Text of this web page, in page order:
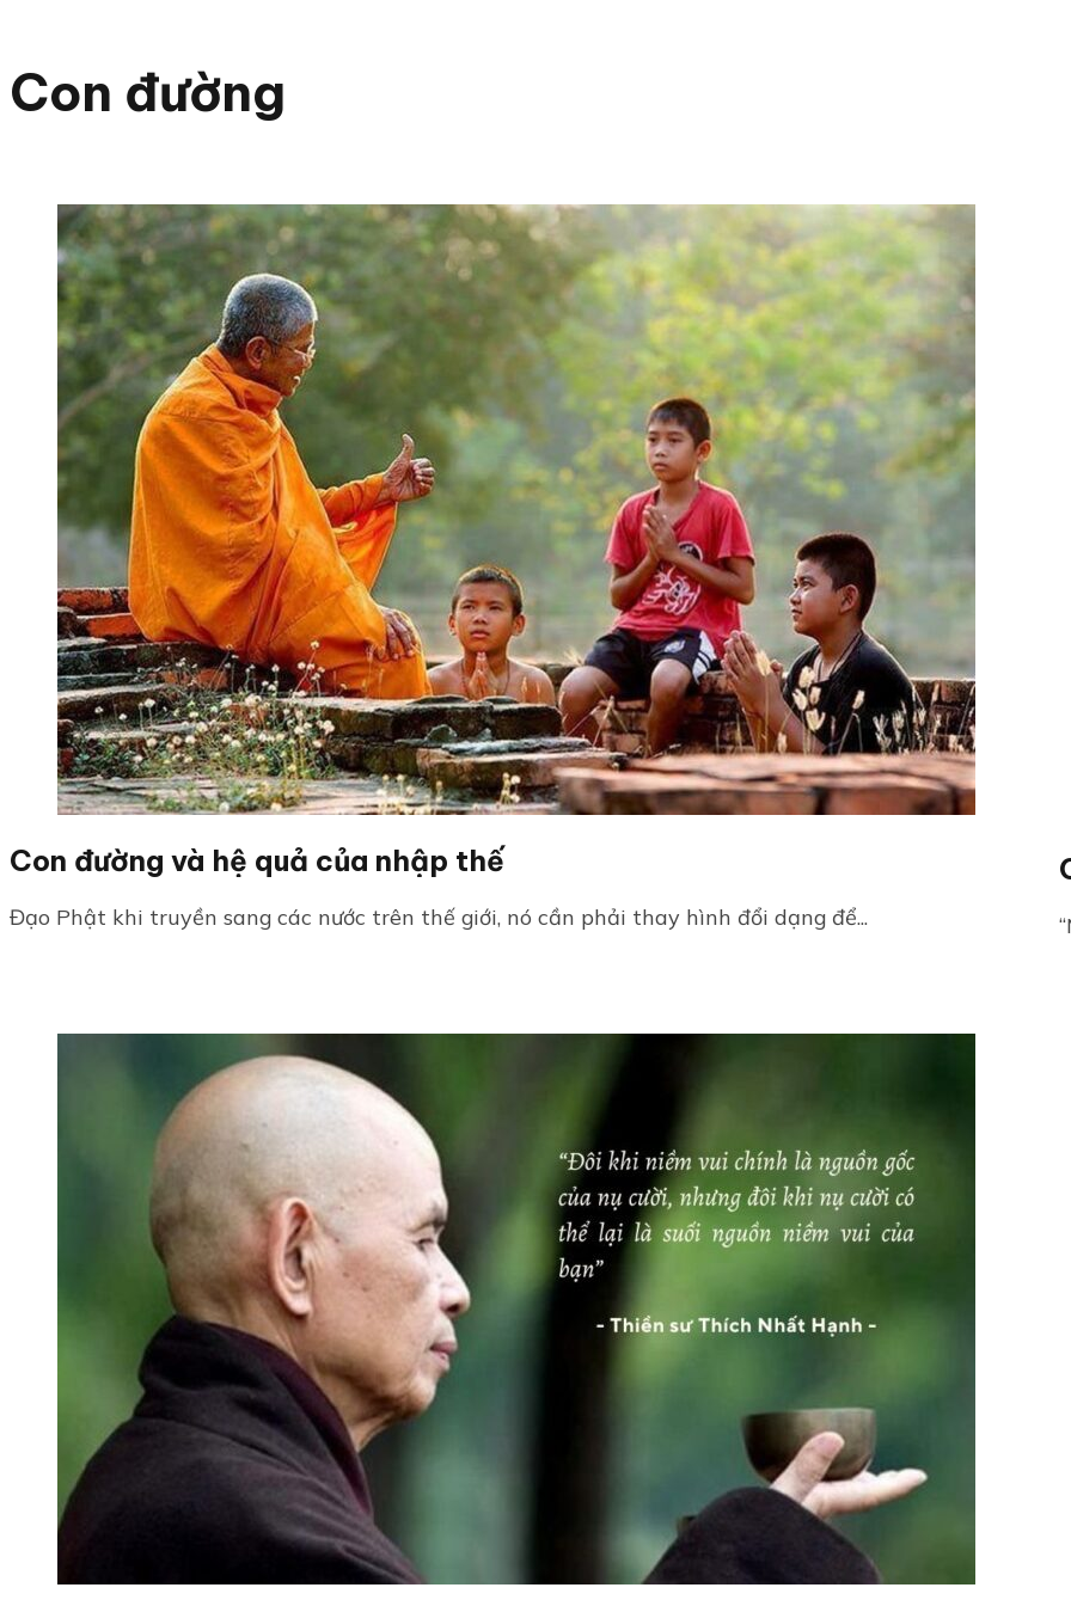
Con đường
Con đường và hệ quả của nhập thế
Đạo Phật khi truyền sang các nước trên thế giới, nó cần phải thay hình đổi dạng để...